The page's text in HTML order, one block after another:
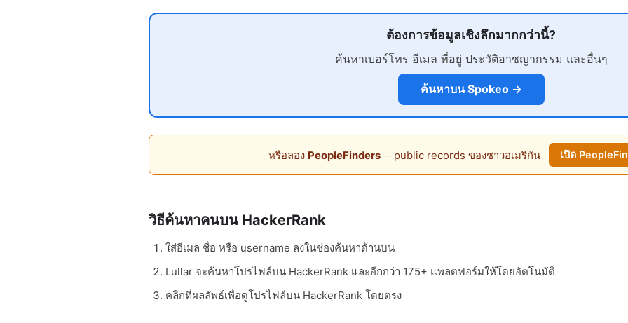
ต้องการข้อมูลเชิงลึกมากกว่านี้?
ค้นหาเบอร์โทร อีเมล ที่อยู่ ประวัติอาชญากรรม และอื่นๆ
ค้นหาบน Spokeo →
หรือลอง PeopleFinders─ public records ของชาวอเมริกัน เปิด
วิธีค้นหาคนบน HackerRank
ใส่อีเมล ชื่อ หรือ username ลงในช่องค้นหาด้านบน
Lullar จะค้นหาโปรไฟล์บน HackerRank และอีกกว่า 175+ แพลตฟอร์มให้โดยอัตโนมัติ
คลิกที่ผลลัพธ์เพื่อดูโปรไฟล์บน HackerRank โดยตรง